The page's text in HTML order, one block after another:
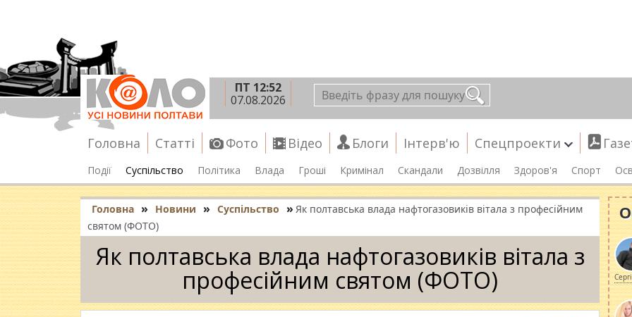
ПТ 12:52
07.08.2026
Головна Статті Фото Відео Блоги Інтерв'ю Спецпроекти
Події Суспільство Політика Влада Гроші Кримінал Скандали Дозвілля Здоров'я Спорт
Головна » Новини » Суспільство » Як полтавська влада нафтогазовиків вітала з професійним
святом (ФОТО)
Як полтавська влада нафтогазовиків вітала з
професійним святом (ФОТО)